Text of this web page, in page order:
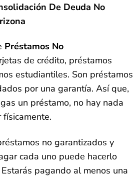
De Deuda No
Préstamos No
de crédito, préstamos
estudiantiles. Son préstamos
por una garantía. Así que,
un préstamo, no hay nada
no garantizados y
cada uno puede hacerlo
pagando al menos una